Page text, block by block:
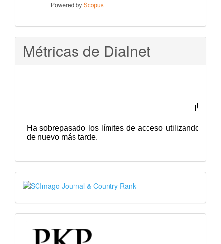
Métricas de Dialnet
SJR
PKP